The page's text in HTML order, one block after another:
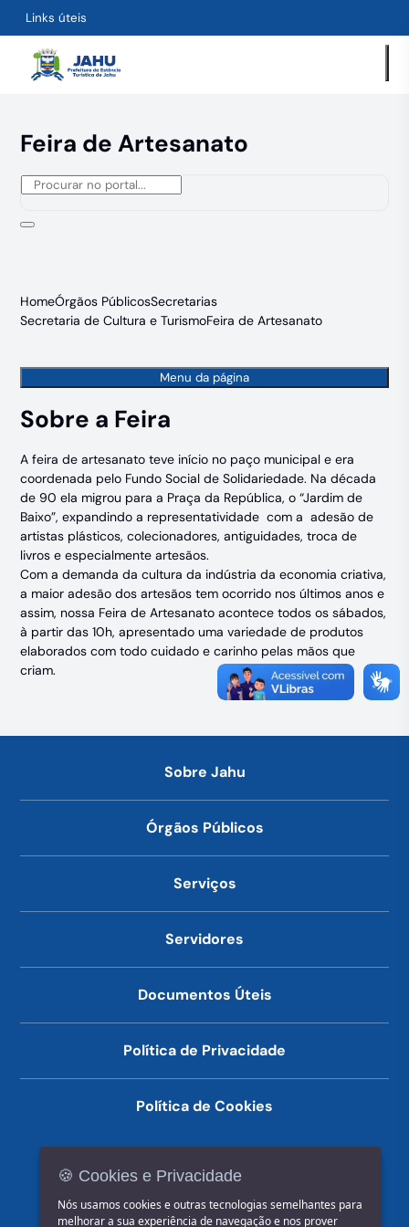
Links úteis
Feira de Artesanato
HomeÓrgãos PúblicosSecretarias
Secretaria de Cultura e TurismoFeira de Artesanato
Menu da página
Sobre a Feira
A feira de artesanato teve início no paço municipal e era
coordenada pelo Fundo Social de Solidariedade. Na década
de 90 ela migrou para a Praça da República, o “Jardim de
Baixo”, expandindo a representatividade com a adesão de
artistas plásticos, colecionadores, antiguidades, troca de
livros e especialmente artesãos.
Com a demanda da cultura da indústria da economia criativa,
a maior adesão dos artesãos tem ocorrido nos últimos anos e
assim, nossa Feira de Artesanato acontece todos os sábados,
à partir das 10h, apresentado uma variedade de produtos
elaborados com todo cuidado e carinho pelas mãos que
criam.
Sobre Jahu
Órgãos Públicos
Serviços
Servidores
Documentos Úteis
Política de Privacidade
Política de Cookies
🍪 Cookies e Privacidade
Nós usamos cookies e outras tecnologias semelhantes para
melhorar a sua experiência de navegação e nos prover